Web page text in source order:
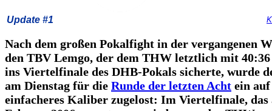
Update #1
Nach dem großen Pokalfight in der vergangenen
den TBV Lemgo, der dem THW letztlich mit 40:36
ins Viertelfinale des DHB-Pokals sicherte, wurde
am Dienstag für die Runde der letzten Acht ein
einfacheres Kaliber zugelost: Im Viertelfinale, das